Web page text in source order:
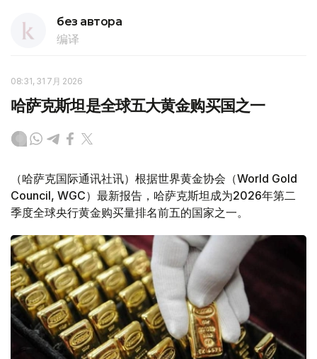
без автора
编译
08:31, 31 7月 2026
哈萨克斯坦是全球五大黄金购买国之一
（哈萨克国际通讯社讯）根据世界黄金协会（World Gold
Council, WGC）最新报告，哈萨克斯坦成为2026年第二
季度全球央行黄金购买量排名前五的国家之一。